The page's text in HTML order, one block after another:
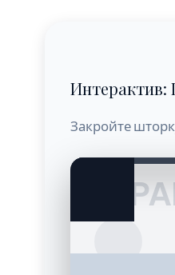
Интерактив:
Закройте